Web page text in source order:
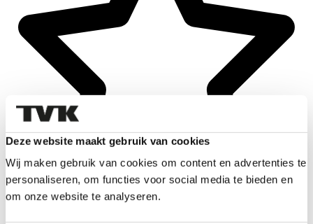
Deze website maakt gebruik van cookies
Wij maken gebruik van cookies om content en advertenties te
personaliseren, om functies voor social media te bieden en
om onze website te analyseren.